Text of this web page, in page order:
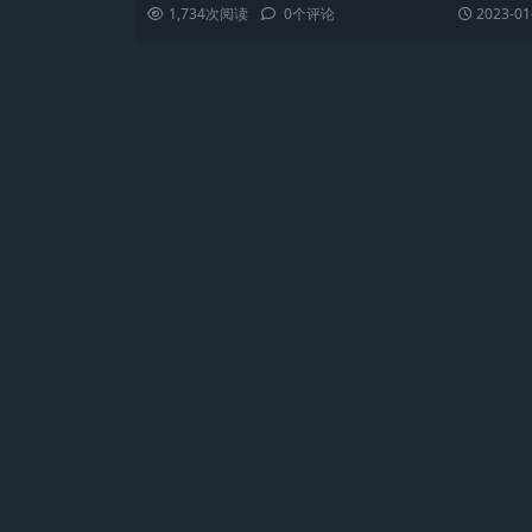
1,734次阅读 0个评论 2023-